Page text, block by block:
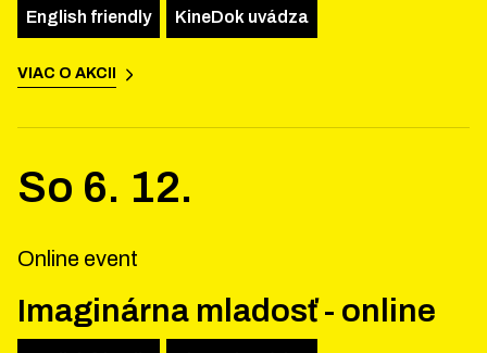
English friendly KineDok uvádza
VIAC O AKCII
So 6. 12.
Online event
Imaginárna mladosť - online